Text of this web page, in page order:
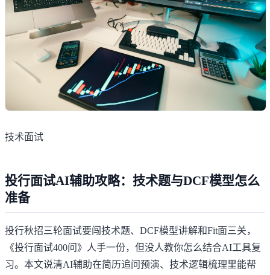
技术面试
投行面试AI辅助攻略：技术题与DCF模型怎么
准备
投行秋招三轮面试要闯技术题、DCF模型讲解和Fit面三关，
《投行面试400问》人手一份，但没人教你怎么结合AI工具复
习。本文说清AI辅助在简历追问预演、技术逻辑梳理里能帮